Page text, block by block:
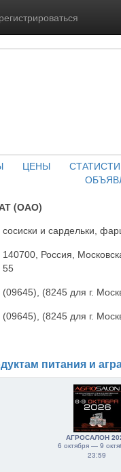
ЦЕНЫ
(ОАО)
сосиски и сардельки,
140700, Россия,
55
(09645), (8245 для г.
(09645), (8245 для г.
питания и
АГРОСАЛОН
6 октября — 9
23:59